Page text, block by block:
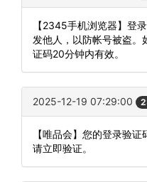
【2345手机浏览器】登
发他人，以防帐号被盗。
证码20分钟内有效。
2025-12-19 07:29:00
【唯品会】您的登录验
请立即验证。